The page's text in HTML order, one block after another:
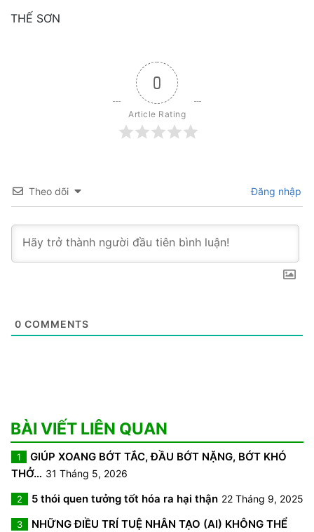
THẾ SƠN
0
Article Rating
Theo dõi Đăng nhập
0 COMMENTS
BÀI VIẾT LIÊN QUAN
1
GIÚP XOANG BỚT TẮC, ĐẦU BỚT NẶNG, BỚT KHÓ
THỞ… 31 Tháng 5, 2026
2 5 thói quen tưởng tốt hóa ra hại thận 22 Tháng 9, 2025
3
NHỮNG ĐIỀU TRÍ TUỆ NHÂN TẠO (AI) KHÔNG THỂ